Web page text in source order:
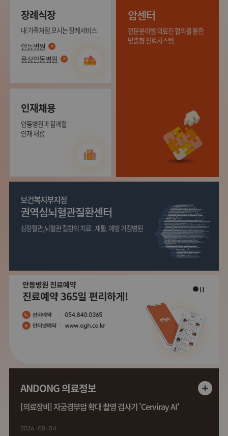
암센터
전문분야별 의료진 협의를 통한
맞춤형 진료시스템
보건복지부지정
권역심뇌혈관질환센터
심장혈관,뇌혈관 질환의 치료 . 재활. 예방 거점병원
장례식장
내 가족처럼 모시는 장례서비스
안동병원
용상안동병원
인재채용
안동병원과 함께할
인재 채용
ANDONG 의료정보
[의료장비] 자궁경부암 확대 촬영 검사기 'Cerviray AI'
2026-08-04